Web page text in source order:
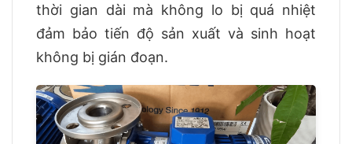
thời gian dài mà không lo bị quá nhiệt
đảm bảo tiến độ sản xuất và sinh hoạt
không bị gián đoạn.